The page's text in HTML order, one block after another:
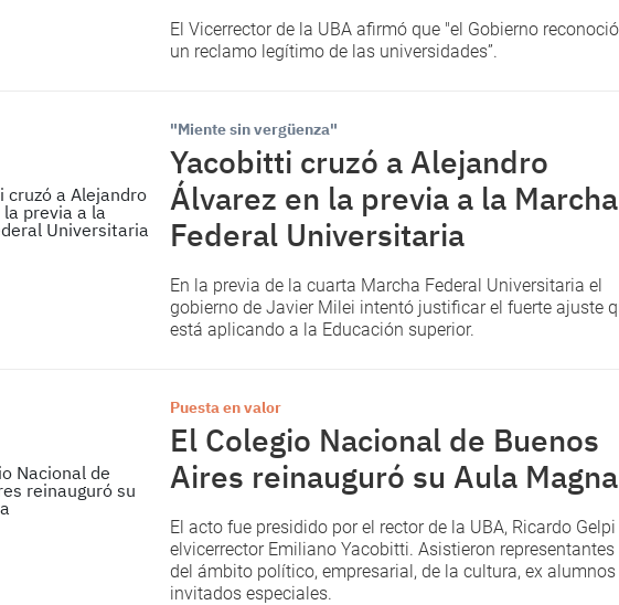
El Vicerrector de la UBA afirmó que "el Gobierno reconoció
un reclamo legítimo de las universidades”.
"Miente sin vergüenza"
Yacobitti cruzó a Alejandro
Álvarez en la previa a la Marcha
Federal Universitaria
En la previa de la cuarta Marcha Federal Universitaria el
gobierno de Javier Milei intentó justificar el fuerte ajuste
está aplicando a la Educación superior.
Puesta en valor
El Colegio Nacional de Buenos
Aires reinauguró su Aula Magna
El acto fue presidido por el rector de la UBA, Ricardo Gelpi
elvicerrector Emiliano Yacobitti. Asistieron representantes
del ámbito político, empresarial, de la cultura, ex alumnos
invitados especiales.